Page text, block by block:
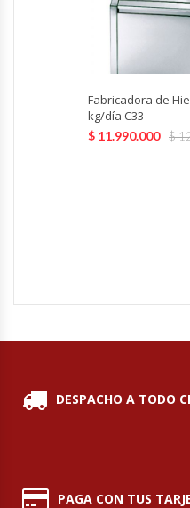
Moledoras De Carne
Molinillos Para Café
Ovilladoras – Divisoras De
Picador De Hielo
Procesadoras De Alimentos
Fabricadora de
kg/día C33
$
$ 11.990.000
DESPACHO A TODO
PAGA CON TUS